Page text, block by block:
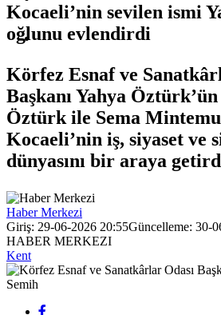
SAĞLIK
Kocaeli’nin sevilen ismi
oğlunu evlendirdi
Körfez Esnaf ve
Başkanı Yahya
Öztürk ile Sema
Kocaeli’nin iş, siyaset ve
dünyasını bir araya
Haber Merkezi
Giriş: 29-06-2026 20:55Güncelleme: 30-
HABER MERKEZI
Kent